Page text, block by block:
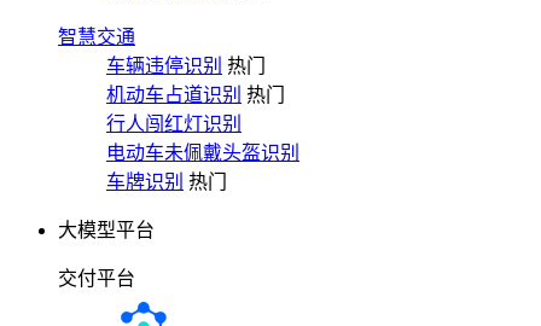
智慧交通
车辆违停识别 热门
机动车占道识别 热门
行人闯红灯识别
电动车未佩戴头盔识别
车牌识别 热门
大模型平台
交付平台